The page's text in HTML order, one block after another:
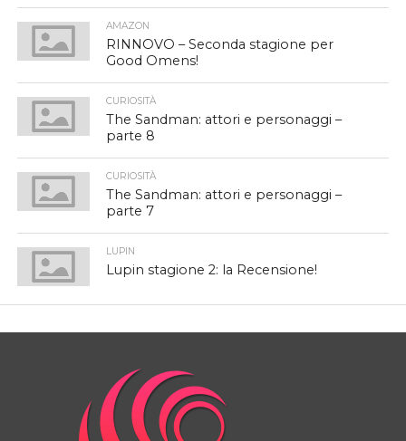
AMAZON
RINNOVO – Seconda stagione per
Good Omens!
CURIOSITÀ
The Sandman: attori e personaggi –
parte 8
CURIOSITÀ
The Sandman: attori e personaggi –
parte 7
LUPIN
Lupin stagione 2: la Recensione!